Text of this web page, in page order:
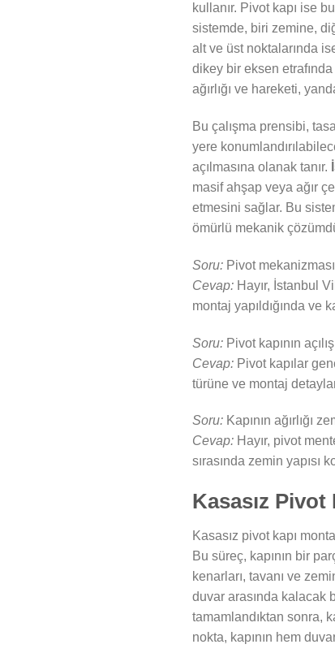
kullanır. Pivot kapı ise
sistemde, biri zemine,
alt ve üst noktalarında
dikey bir eksen
ağırlığı ve hareketi,
Bu çalışma prensibi,
yere
açılmasına olanak tanır.
masif ahşap veya ağır
etmesini sağlar. Bu
ömürlü mekanik
Soru: Pivot
Cevap: Hayır, İstanbul
montaj yapıldığında ve
Soru: Pivot kapının
Cevap: Pivot kapılar
türüne ve montaj
Soru: Kapının ağırlığı
Cevap: Hayır, pivot
sırasında zemin
Kasasız Pivot
Kasasız pivot kapı
Bu süreç, kapının bir
kenarları, tavanı ve
duvar arasında kalacak
tamamlandıktan sonra,
nokta, kapının hem